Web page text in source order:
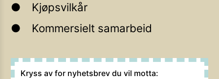
Kjøpsvilkår
Kommersielt samarbeid
Kryss av for nyhetsbrev du vil motta: